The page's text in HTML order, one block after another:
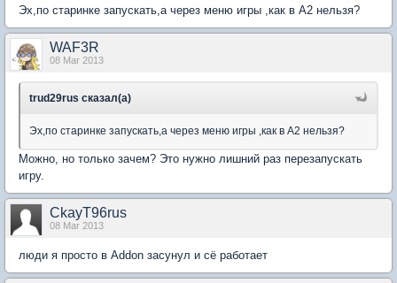
Эх,по старинке запускать,а через меню игры ,как в А2 нельзя?
WAF3R
08 Mar 2013
trud29rus сказал(а)
Эх,по старинке запускать,а через меню игры ,как в А2 нельзя?
Можно, но только зачем? Это нужно лишний раз перезапускать
игру.
CkayT96rus
08 Mar 2013
люди я просто в Addon засунул и сё работает